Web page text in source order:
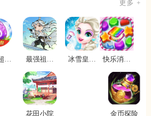
更多 +
进
最强祖师
器
冰雪皇家
快乐消消
花田小院 金币探险